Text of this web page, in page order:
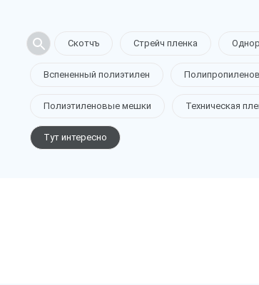
Скотчъ Стрейч пленка
Вспененный полиэтилен
Полиэтиленовые мешки Техническая
Тут интересно